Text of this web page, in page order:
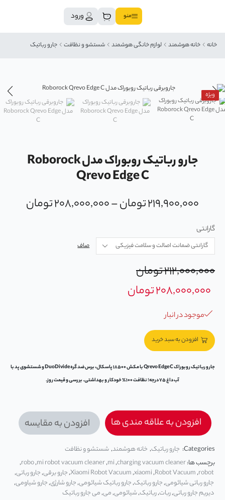
منو ورود
خانه خانه هوشمند لوازم خانگی هوشمند شستشو و نظافت جارو رباتیک
ویژه
جارو رباتیک روبوراک مدل Roborock
Qrevo Edge C
۲۱۹,۹۰۰,۰۰۰تومان–۲۰۸,۰۰۰,۰۰۰تومان
گارانتی
صاف
۲۱۲,۰۰۰,۰۰۰تومان
۲۰۸,۰۰۰,۰۰۰تومان
موجود در انبار
افزودن به سبد خرید
جارو رباتیک روبوراک Qrevo Edge C با مکش ۱۸۵۰۰ پاسکال، برس ضد گره DuoDivide و شستشوی پد با
آب داغ ۷۵ درجه؛ نظافت ۱۰۰٪ خودکار و بهداشتی. بررسی و قیمت روز.
افزودن به علاقه مندی ها افزودن به مقایسه
Categories: جارو رباتیک, خانه هوشمند,شستشو و نظافت
برچسب ها:charging vacuum cleaner
,
mi
,
mi robot vacuum cleaner
,
robo
,
robot
,
Robot Vacuum
,
xiaomi
,
Xiaomi Robot Vacuum
,جارو برقی,جارو رباتی,
جارو رباتی شیائومی,جارو رباتیک,جارو رباتیک شیائومی,جارو شارژی,جارو شیاومی,
دیریم جارو رباتی,ربات,رباتیک,شیائومی,می,می جارو رباتیک